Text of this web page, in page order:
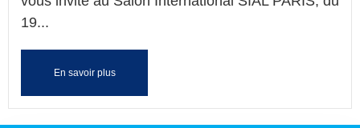
19...
En savoir plus